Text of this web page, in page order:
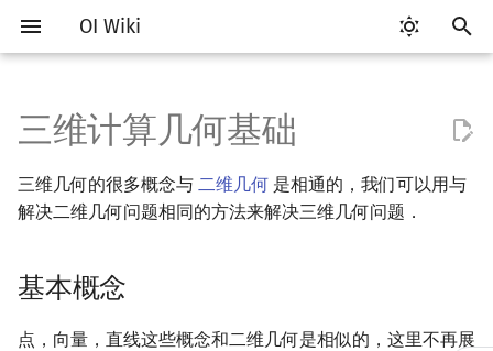
OI Wiki
入
开
搜
Getting Started
关于本项目
比赛相关简介
赛事
OI 赛事与赛制
ICPC/CCPC 赛事与赛制
题型概述
交互题
读入、输出优化
分段打表
工具软件简介
代码编辑工具
Vim
Emacs
评测工具简介
Arbiter
Testlib 简介
通用
语言基础简介
C++ 基础
Hello, World!
C++ 语法基础
C++ 标准库简介
STL 容器
类
命名空间
算法基础简介
复杂度
复杂度简介
均摊复杂度
排序简介
选择排序
搜索部分简介
DFS（搜索）
动态规划部分简介
动态规划基础
DP 优化简介
单调队列/单调栈优化
字符串部分简介
字符串基础
后缀数组简介
最优原地后缀排序算法
数学部分简介
布尔代数
数字系统简介
进位制
数论基础
模算术简介
多项式与生成函数简介
代数基本定理
排列组合
抽屉原理
线性代数简介
向量
线性规划基础
单纯形法
基本概念
群论
基本概念
条件概率与独立性
博弈论简介
公平组合游戏
插值
数值积分
数据结构部分简介
栈
并查集
并查集复杂度
堆简介
二叉堆
分块思想
块状数组
线段树基础
线段树合并 & 分裂
二叉搜索树 & 平衡树
Treap
可持久化数据结构简介
可持久化线段树
线段树套线段树
平衡树套线段树
Link Cut Tree
全局平衡二叉树
图论部分简介
图论相关概念
树基础
树的直径
最短路
差分约束
最小生成树
最小树形图
强连通分量
双连通分量
网络流简介
最大流
图匹配
二分图最大匹配
基本概念
平面
杂项简介
离散化
离线算法简介
CDQ 分治
随机函数
随机化技巧
RMQ
并查集应用
三维计算几何基础
三维几何的很多概念与 二维几何 是相通的，我们可以用与
解决二维几何问题相同的方法来解决三维几何问题．
基本概念
点，向量，直线这些概念和二维几何是相似的，这里不再展